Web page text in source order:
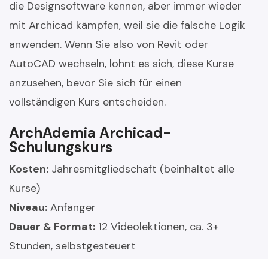
die Designsoftware kennen, aber immer wieder
mit Archicad kämpfen, weil sie die falsche Logik
anwenden. Wenn Sie also von Revit oder
AutoCAD wechseln, lohnt es sich, diese Kurse
anzusehen, bevor Sie sich für einen
vollständigen Kurs entscheiden.
ArchAdemia Archicad-
Schulungskurs
Kosten: Jahresmitgliedschaft (beinhaltet alle
Kurse)
Niveau: Anfänger
Dauer & Format: 12 Videolektionen, ca. 3+
Stunden, selbstgesteuert